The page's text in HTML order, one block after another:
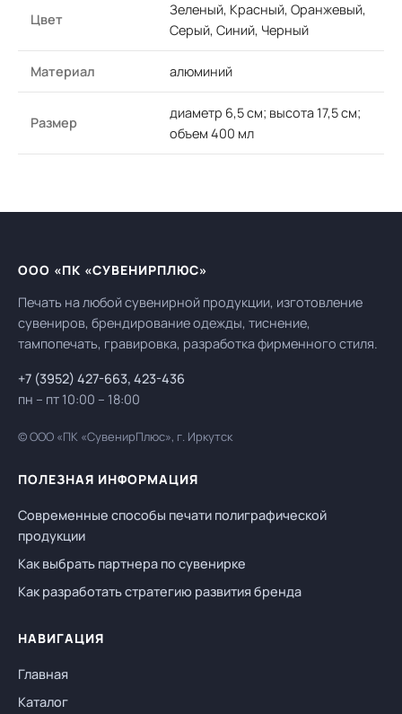
Цвет
Зеленый, Красный, Оранжевый,
Серый, Синий, Черный
Материал алюминий
Размер
диаметр 6,5 см; высота 17,5 см;
объем 400 мл
ООО «ПК «СУВЕНИРПЛЮС»
Печать на любой сувенирной продукции, изготовление
сувениров, брендирование одежды, тиснение,
тампопечать, гравировка, разработка фирменного стиля.
+7 (3952) 427-663, 423-436
пн – пт 10:00 – 18:00
© ООО «ПК «СувенирПлюс», г. Иркутск
ПОЛЕЗНАЯ ИНФОРМАЦИЯ
Современные способы печати полиграфической
продукции
Как выбрать партнера по сувенирке
Как разработать стратегию развития бренда
НАВИГАЦИЯ
Главная
Каталог